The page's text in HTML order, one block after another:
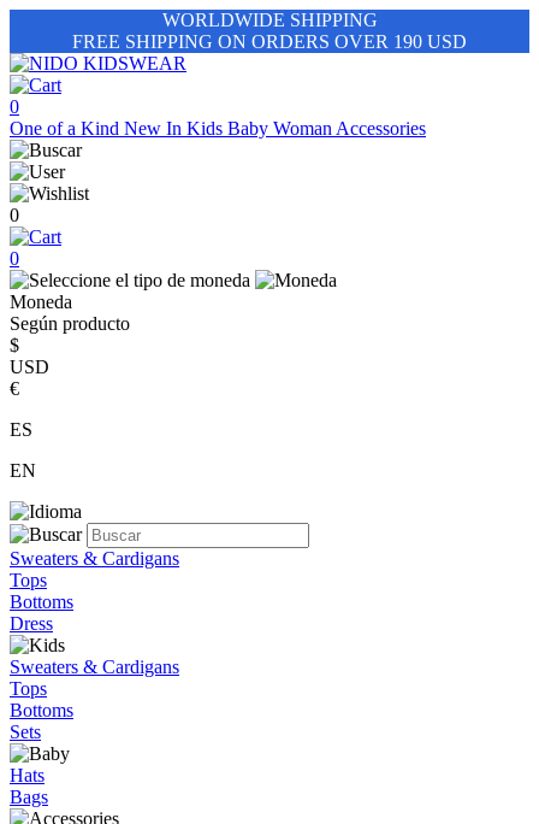
WORLDWIDE SHIPPING
FREE SHIPPING ON ORDERS OVER 190 USD
0
One of a Kind New In Kids Baby Woman Accessories
0
0
Moneda
Según producto
$
USD
€
ES
EN
Sweaters & Cardigans
Tops
Bottoms
Dress
Sweaters & Cardigans
Tops
Bottoms
Sets
Hats
Bags